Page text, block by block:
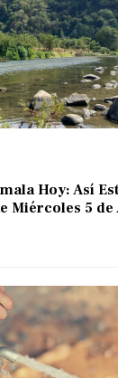
Hoy: Así
Miércoles 5 de